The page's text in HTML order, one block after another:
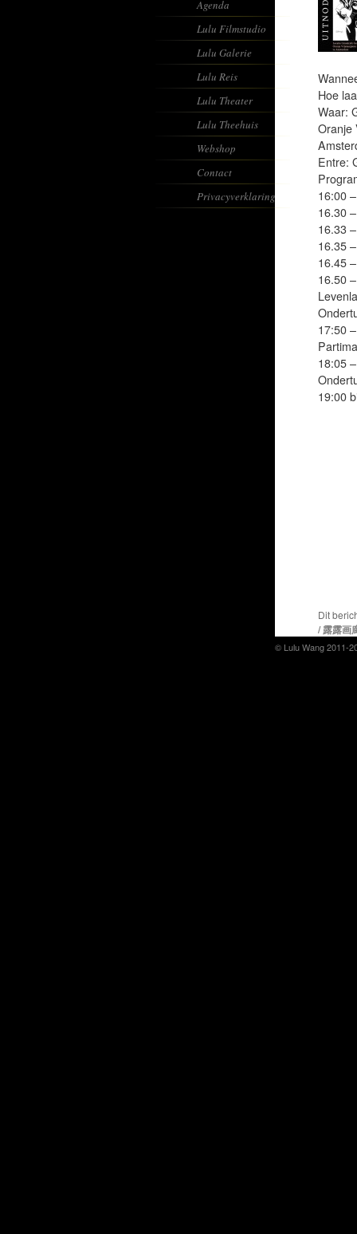
Agenda
Lulu Filmstudio
Lulu Galerie
Lulu Reis
Lulu Theater
Lulu Theehuis
Webshop
Contact
Privacyverklaring
Hoe
Waar:
Oranje
Entre:
16:00
16.30
16.33
16.35
16.45
16.50
17:50
18:05
19:00
Dit
/ 露露画
© Lulu Wang 2011-